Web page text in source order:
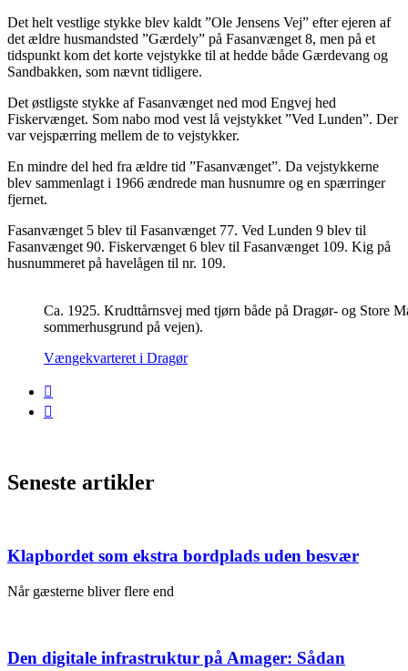
Det helt vestlige stykke blev kaldt ”Ole Jensens Vej” efter ejeren af
det ældre husmandsted ”Gærdely” på Fasanvænget 8, men på et
tidspunkt kom det korte vejstykke til at hedde både Gærdevang og
Sandbakken, som nævnt tidligere.
Det østligste stykke af Fasanvænget ned mod Engvej hed
Fiskervænget. Som nabo mod vest lå vejstykket ”Ved Lunden”. Der
var vejspærring mellem de to vejstykker.
En mindre del hed fra ældre tid ”Fasanvænget”. Da vejstykkerne
blev sammenlagt i 1966 ændrede man husnumre og en spærringer
fjernet.
Fasanvænget 5 blev til Fasanvænget 77. Ved Lunden 9 blev til
Fasanvænget 90. Fiskervænget 6 blev til Fasanvænget 109. Kig på
husnummeret på havelågen til nr. 109.
Ca. 1925. Krudttårnsvej med tjørn både på Dragør- og Store
sommerhusgrund på vejen).
Vængekvarteret i Dragør
Seneste artikler
Klapbordet som ekstra bordplads uden besvær
Når gæsterne bliver flere end
Den digitale infrastruktur på Amager: Sådan